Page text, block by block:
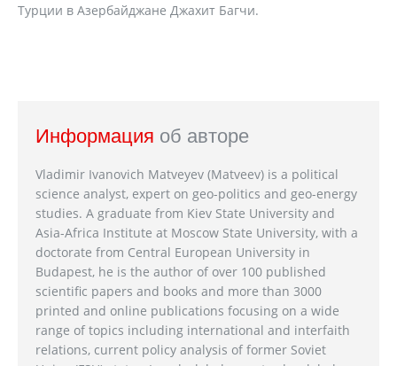
Турции в Азербайджане Джахит Багчи.
Информация об авторе
Vladimir Ivanovich Matveyev (Matveev) is a political
science analyst, expert on geo-politics and geo-energy
studies. A graduate from Kiev State University and
Asia-Africa Institute at Moscow State University, with a
doctorate from Central European University in
Budapest, he is the author of over 100 published
scientific papers and books and more than 3000
printed and online publications focusing on a wide
range of topics including international and interfaith
relations, current policy analysis of former Soviet